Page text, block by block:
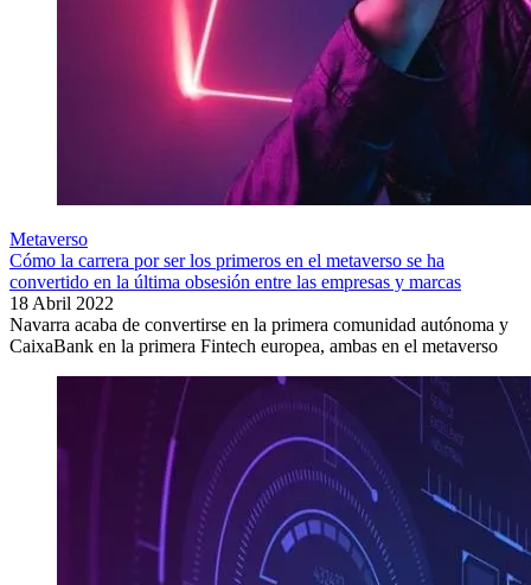
Metaverso
Cómo la carrera por ser los primeros en el metaverso se ha
convertido en la última obsesión entre las empresas y marcas
18 Abril 2022
Navarra acaba de convertirse en la primera comunidad autónoma y
CaixaBank en la primera Fintech europea, ambas en el metaverso